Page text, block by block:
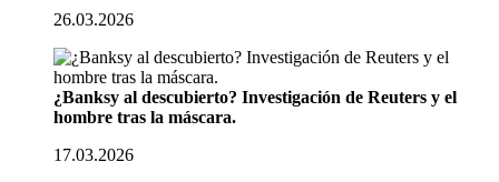
26.03.2026
¿Banksy al descubierto? Investigación de Reuters y el
hombre tras la máscara.
17.03.2026